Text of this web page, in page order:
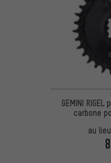
GEMINI
carbone
au